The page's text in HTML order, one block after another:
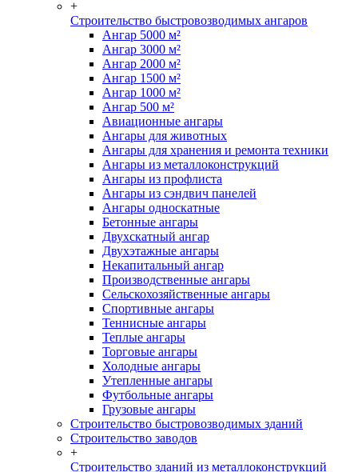
+
Строительство быстровозводимых ангаров
Ангар 5000 м²
Ангар 3000 м²
Ангар 2000 м²
Ангар 1500 м²
Ангар 1000 м²
Ангар 500 м²
Авиационные ангары
Ангары для животных
Ангары для хранения и ремонта техники
Ангары из металлоконструкций
Ангары из профлиста
Ангары из сэндвич панелей
Ангары односкатные
Бетонные ангары
Двухскатный ангар
Двухэтажные ангары
Некапитальный ангар
Производственные ангары
Сельскохозяйственные ангары
Спортивные ангары
Теннисные ангары
Теплые ангары
Торговые ангары
Холодные ангары
Утепленные ангары
Футбольные ангары
Грузовые ангары
Строительство быстровозводимых зданий
Строительство заводов
+
Строительство зданий из металлоконструкций